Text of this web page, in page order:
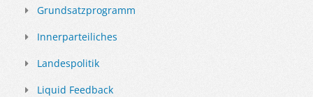
Grundsatzprogramm
Innerparteiliches
Landespolitik
Liquid Feedback